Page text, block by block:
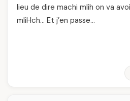
lieu de dire machi mlih on va
mliHch… Et j’en passe…